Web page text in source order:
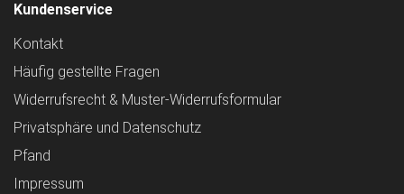
Kundenservice
Kontakt
Häufig gestellte Fragen
Widerrufsrecht & Muster-Widerrufsformular
Privatsphäre und Datenschutz
Pfand
Impressum